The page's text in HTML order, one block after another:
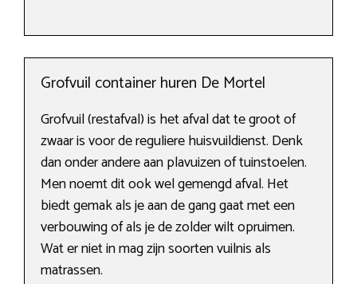
Grofvuil container huren De Mortel
Grofvuil (restafval) is het afval dat te groot of
zwaar is voor de reguliere huisvuildienst. Denk
dan onder andere aan plavuizen of tuinstoelen.
Men noemt dit ook wel gemengd afval. Het
biedt gemak als je aan de gang gaat met een
verbouwing of als je de zolder wilt opruimen.
Wat er niet in mag zijn soorten vuilnis als
matrassen.